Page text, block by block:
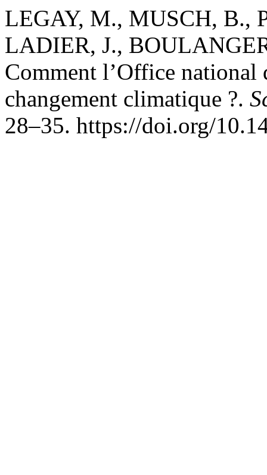
LEGAY, M., MUSCH, B.,
LADIER, J.,
Comment l’Office national
changement climatique ?.
28–35. https://doi.org/